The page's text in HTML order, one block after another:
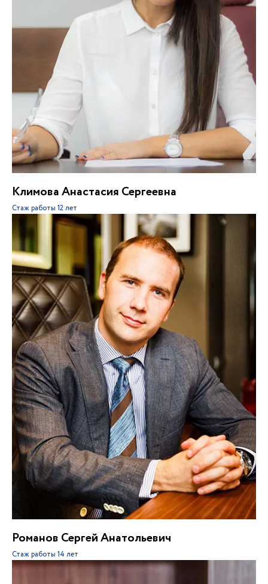
Климова Анастасия Сергеевна
Стаж работы 12 лет
Романов Сергей Анатольевич
Стаж работы 14 лет